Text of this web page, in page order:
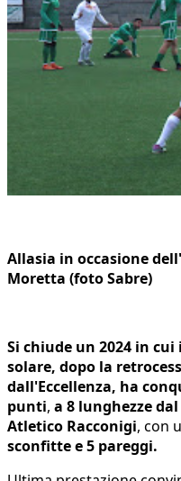
Allasia in occasione
Moretta (foto Sabre)
Si chiude un 2024 in
solare, dopo la
dall'Eccellenza, ha
punti, a 8 lunghezze
Atletico Racconigi, con
sconfitte e 5 pareggi.